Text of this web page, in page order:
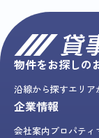
物件をお探しの
沿線から探すエリア
企業情報
会社案内プロパテ